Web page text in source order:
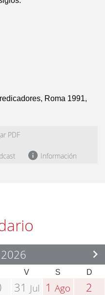
Roma 1991,
PDF
Información
V S D
31 Jul 1Ago 2